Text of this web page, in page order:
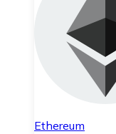
Ethereum